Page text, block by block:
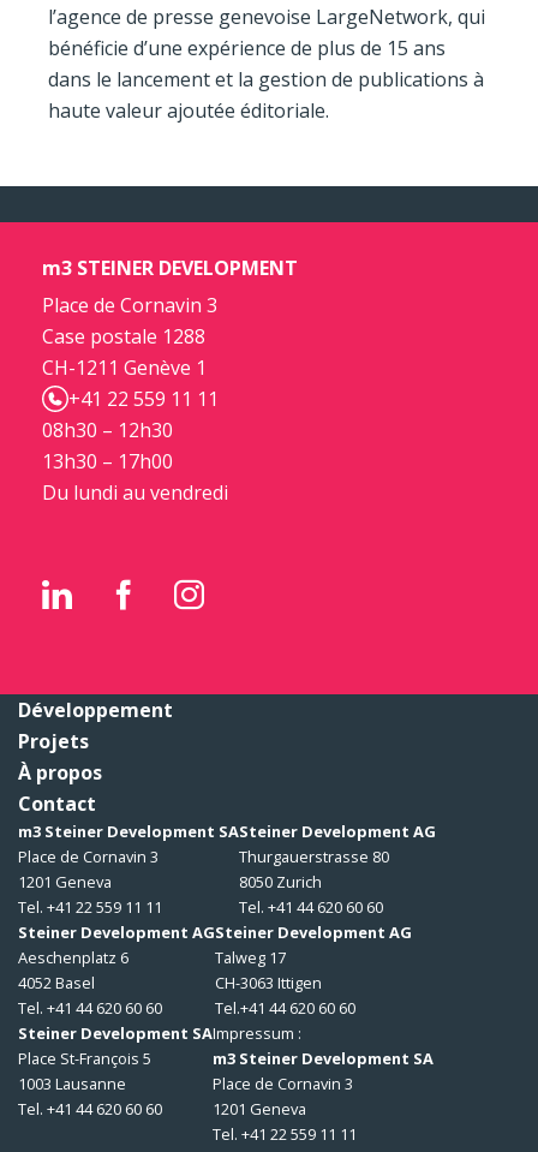
l’agence de presse genevoise LargeNetwork, qui
bénéficie d’une expérience de plus de 15 ans
dans le lancement et la gestion de publications à
haute valeur ajoutée éditoriale.
m3 STEINER DEVELOPMENT
Place de Cornavin 3
Case postale 1288
CH-1211 Genève 1
+41 22 559 11 11
08h30 – 12h30
13h30 – 17h00
Du lundi au vendredi
Développement
Projets
À propos
Contact
m3 Steiner Development SA
Place de Cornavin 3
1201 Geneva
Tel. +41 22 559 11 11
Steiner Development AG
Thurgauerstrasse 80
8050 Zurich
Tel. +41 44 620 60 60
Steiner Development AG
Aeschenplatz 6
4052 Basel
Tel. +41 44 620 60 60
Steiner Development AG
Talweg 17
CH-3063 Ittigen
Tel.+41 44 620 60 60
Steiner Development SA
Place St-François 5
1003 Lausanne
Tel. +41 44 620 60 60
Impressum :
m3 Steiner Development SA
Place de Cornavin 3
1201 Geneva
Tel. +41 22 559 11 11